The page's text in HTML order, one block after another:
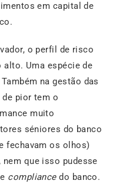
em capital de
o perfil de risco
Uma espécie de
na gestão das
pior tem o
muito
séniores do banco
fechavam os olhos)
nem que isso pudesse
compliancedo banco.